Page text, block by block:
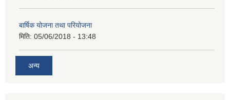
बार्षिक योजना तथा परियोजना
मिति: 05/06/2018 - 13:48
अन्य